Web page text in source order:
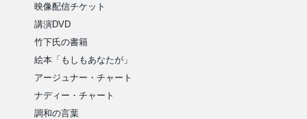
映像配信チケット
講演DVD
竹下氏の書籍
絵本「もしもあなたが」
アージュナー・チャート
ナディー・チャート
調和の言葉